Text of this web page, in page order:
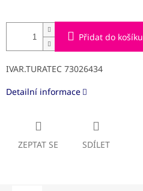
Přidat do košíku
IVAR.TURATEC 73026434
Detailní informace
ZEPTAT SE SDÍLET